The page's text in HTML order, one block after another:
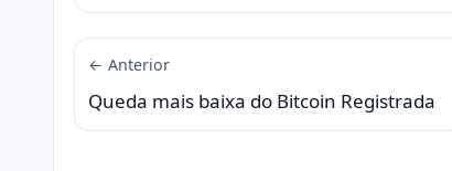
← Anterior
Queda mais baixa do Bitcoin Registrada